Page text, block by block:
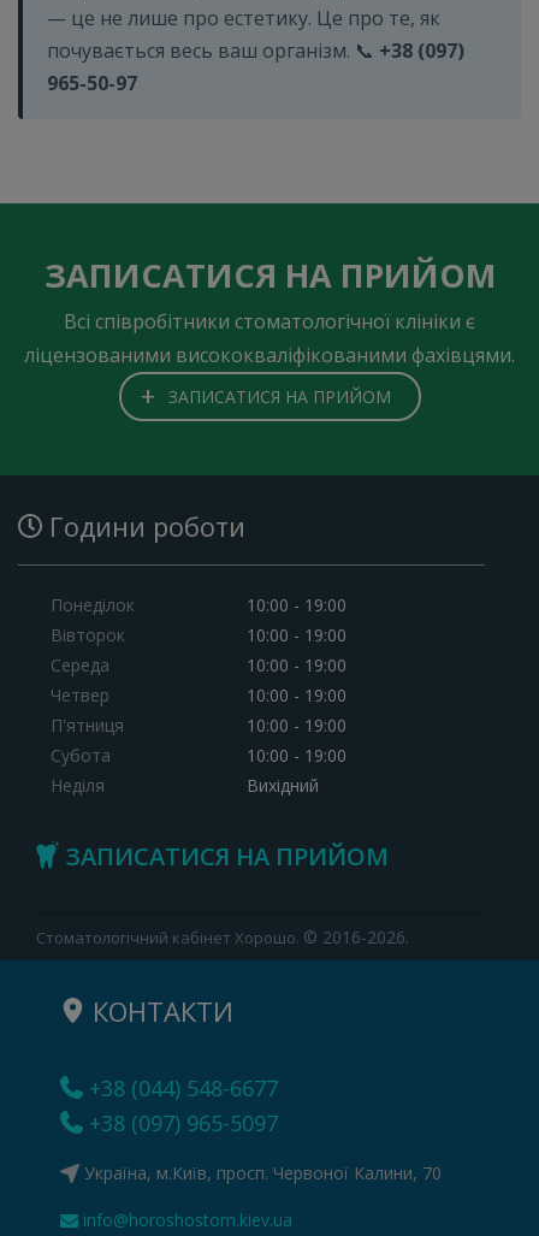
— це не лише про естетику. Це про те, як
почувається весь ваш організм. 📞 +38 (097)
965-50-97
ЗАПИСАТИСЯ НА ПРИЙОМ
Всі співробітники стоматологічної клініки є
ліцензованими висококваліфікованими фахівцями.
+ ЗАПИСАТИСЯ НА ПРИЙОМ
Години роботи
Понеділок
Вівторок
Середа
Четвер
П'ятниця
Субота
Неділя
10:00 - 19:00
10:00 - 19:00
10:00 - 19:00
10:00 - 19:00
10:00 - 19:00
10:00 - 19:00
Вихідний
ЗАПИСАТИСЯ НА ПРИЙОМ
Стоматологічний кабінет Хорошо. © 2016-2026.
КОНТАКТИ
+38 (044) 548-6677
+38 (097) 965-5097
Україна, м.Київ, просп. Червоної Калини, 70
info@horoshostom.kiev.ua